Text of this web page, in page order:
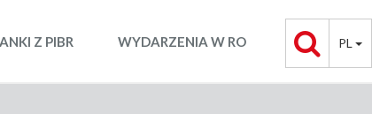
PL
Z PIBR WYDARZENIA W RO